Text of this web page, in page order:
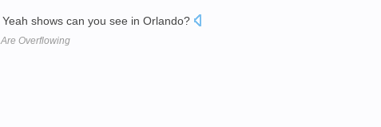
Yeah shows can you see in Orlando?
Overflowing